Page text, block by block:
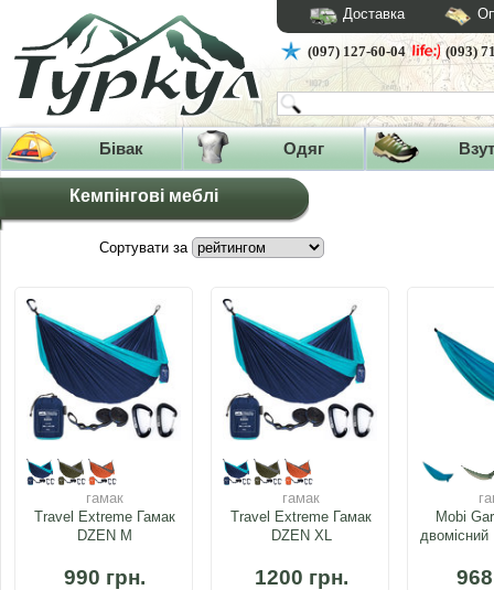
Доставка
(097) 127-60-04 (093)
Бівак Одяг
Кемпінгові меблі
Сортувати за
гамак
Travel Extreme Гамак
DZEN M
990 грн.
гамак
Travel Extreme Гамак
DZEN XL
1200 грн.
Mobi
двомісний